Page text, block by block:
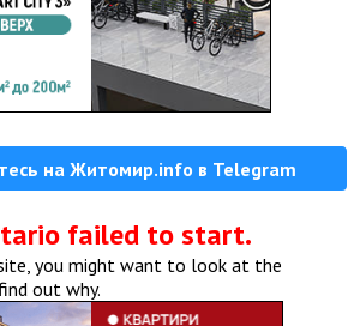
на Житомир.info в Telegram
failed to start.
you might want to look at the
out why.